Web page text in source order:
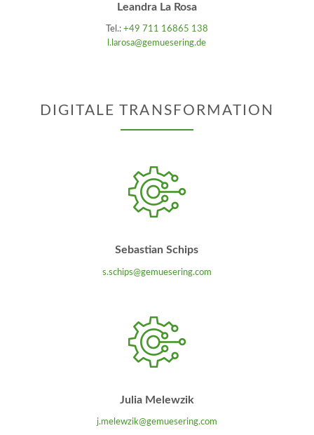
Leandra La Rosa
Tel.: +49 711 16865 138
l.larosa@gemuesering.de
DIGITALE TRANSFORMATION
Sebastian Schips
s.schips@gemuesering.com
Julia Melewzik
j.melewzik@gemuesering.com